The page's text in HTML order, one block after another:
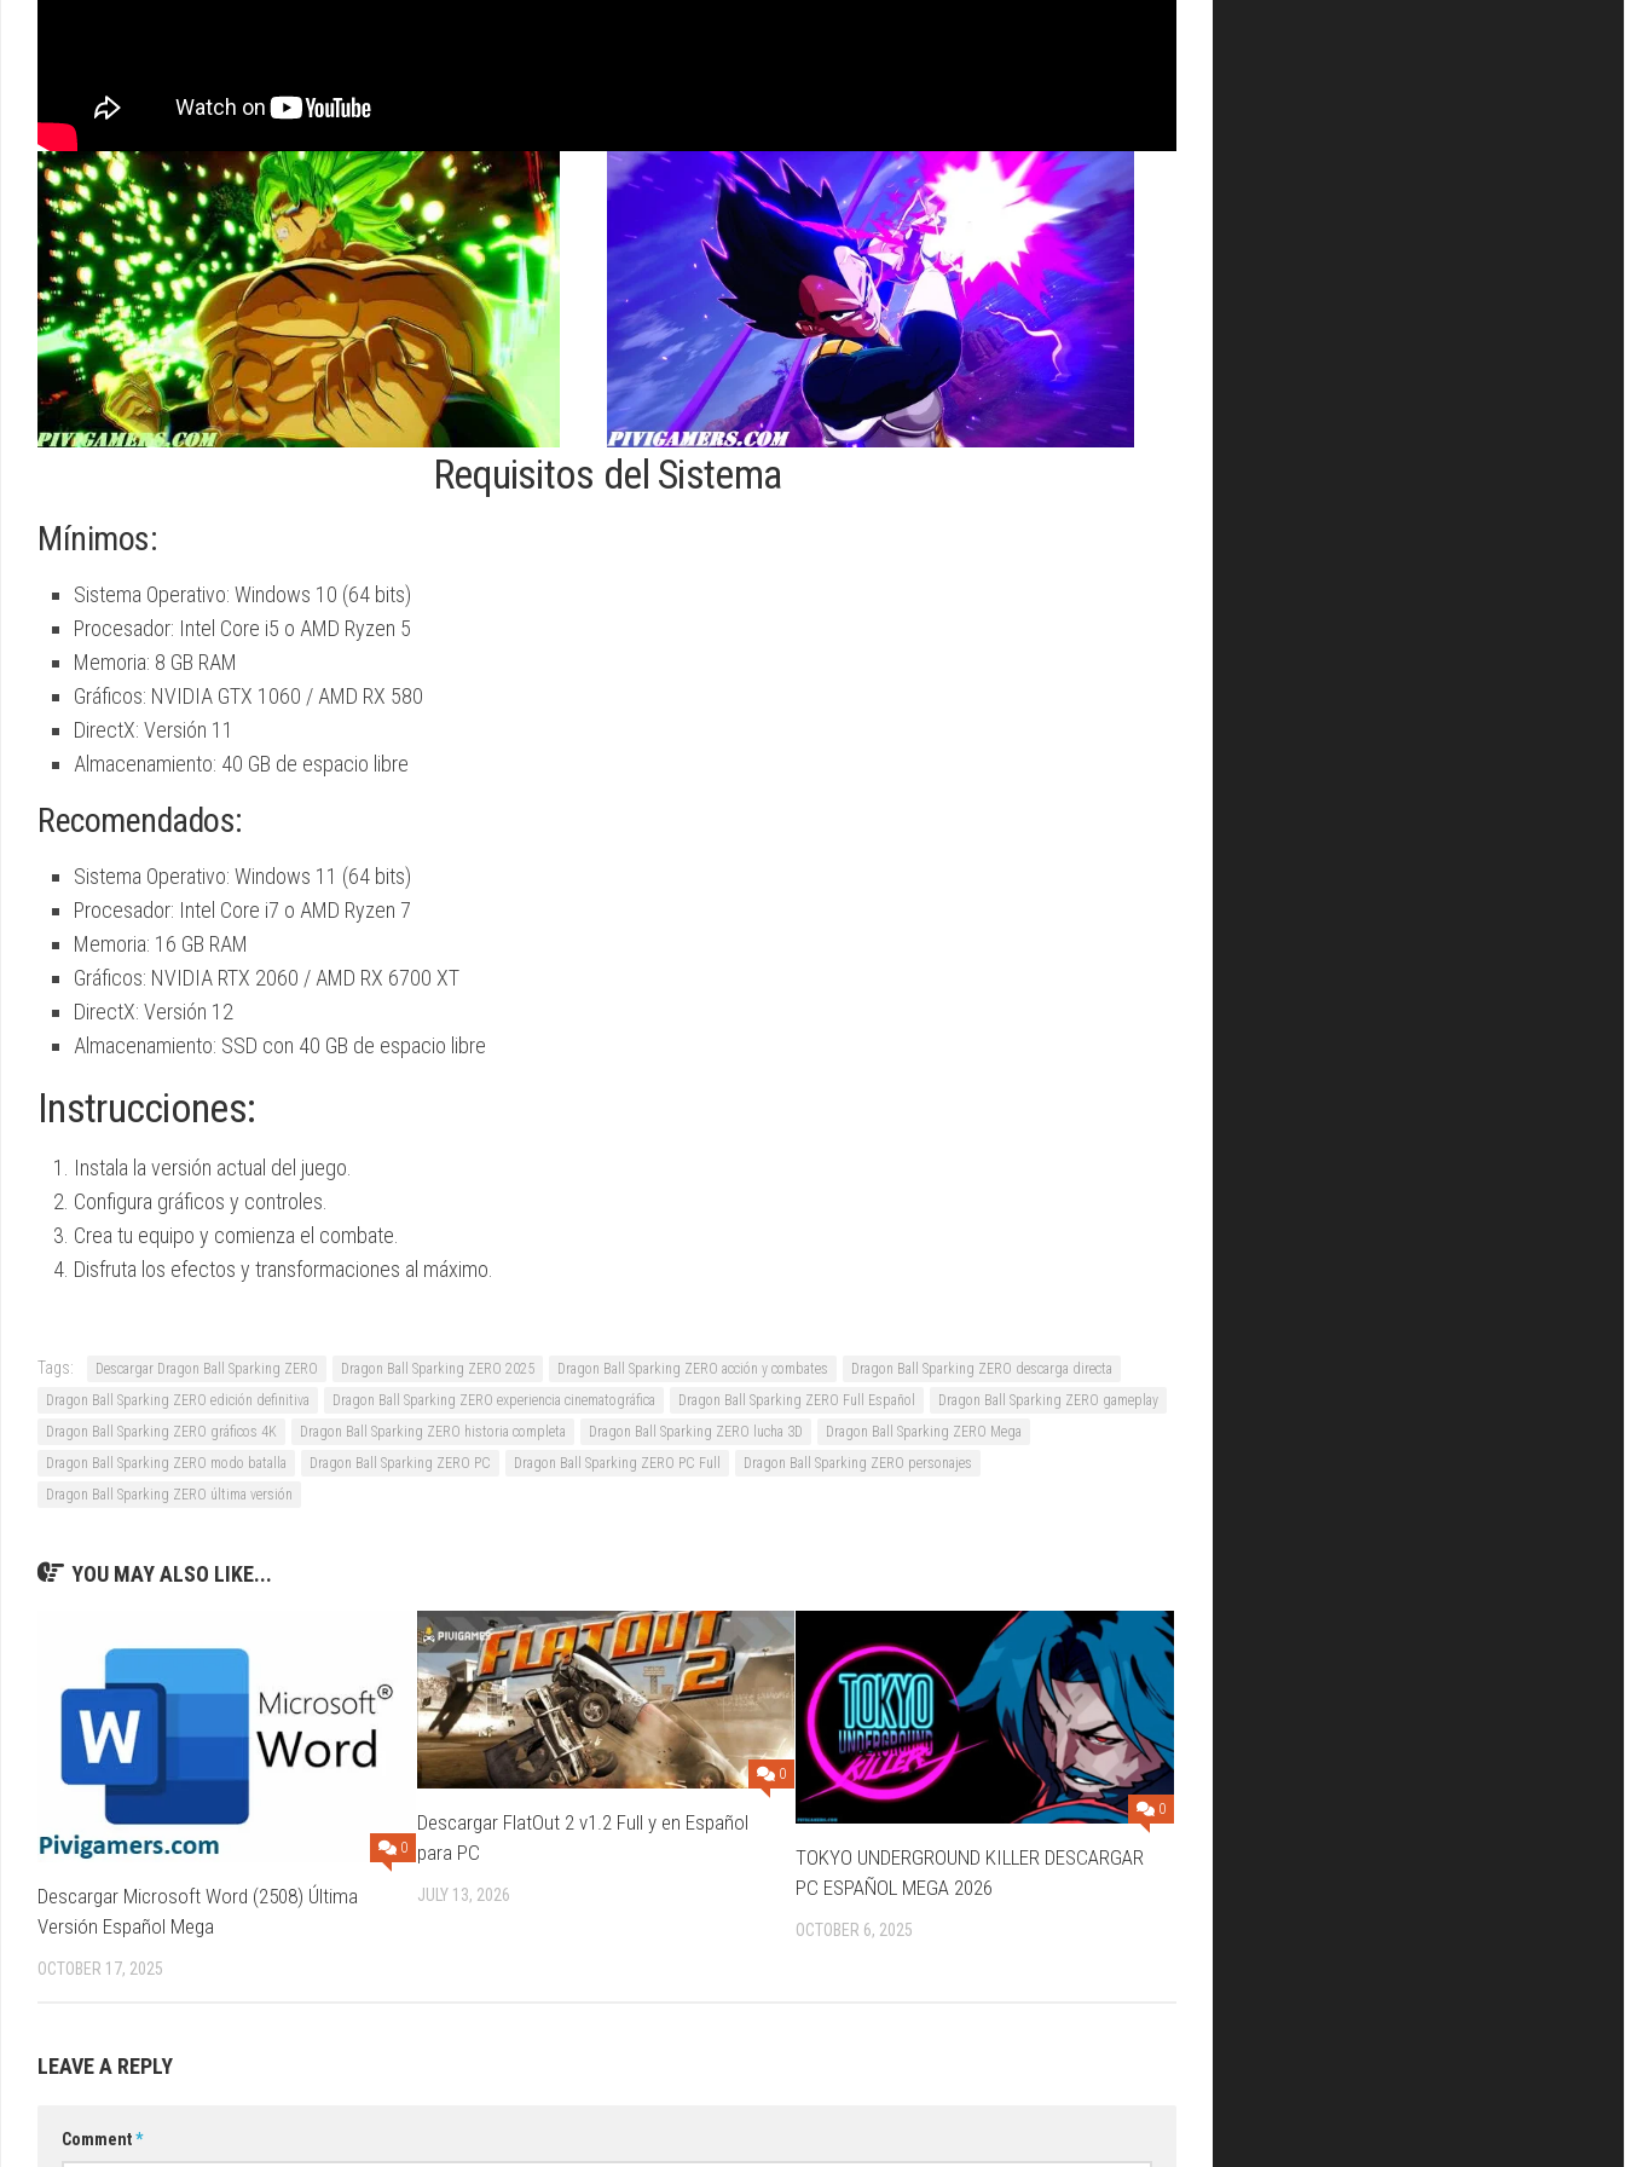
Requisitos del Sistema
Mínimos:
Sistema Operativo: Windows 10 (64 bits)
Procesador: Intel Core i5 o AMD Ryzen 5
Memoria: 8 GB RAM
Gráficos: NVIDIA GTX 1060 / AMD RX 580
DirectX: Versión 11
Almacenamiento: 40 GB de espacio libre
Recomendados:
Sistema Operativo: Windows 11 (64 bits)
Procesador: Intel Core i7 o AMD Ryzen 7
Memoria: 16 GB RAM
Gráficos: NVIDIA RTX 2060 / AMD RX 6700 XT
DirectX: Versión 12
Almacenamiento: SSD con 40 GB de espacio libre
Instrucciones:
Instala la versión actual del juego.
Configura gráficos y controles.
Crea tu equipo y comienza el combate.
Disfruta los efectos y transformaciones al máximo.
Tags: Descargar Dragon Ball Sparking ZERO Dragon Ball Sparking ZERO 2025 Dragon Ball Sparking ZERO acción y combates
Dragon Ball Sparking ZERO descarga directa
Dragon Ball Sparking ZERO edición definitiva
Dragon Ball Sparking ZERO experiencia cinematográfica Dragon Ball Sparking ZERO Full Español
Dragon Ball Sparking ZERO gameplay
Dragon Ball Sparking ZERO gráficos 4K
Dragon Ball Sparking ZERO historia completa Dragon Ball Sparking ZERO lucha 3D
Dragon Ball Sparking ZERO Mega
Dragon Ball Sparking ZERO modo batalla
Dragon Ball Sparking ZERO PC Dragon Ball Sparking ZERO PC Full
Dragon Ball Sparking ZERO personajes
Dragon Ball Sparking ZERO última versión
YOU MAY ALSO LIKE...
0
Descargar Microsoft Word (2508) Última
Versión Español Mega
OCTOBER 17, 2025
0
Descargar FlatOut 2 v1.2 Full y en Español
para PC
JULY 13, 2026
0
TOKYO UNDERGROUND KILLER DESCARGAR
PC ESPAÑOL MEGA 2026
OCTOBER 6, 2025
LEAVE A REPLY
Comment*